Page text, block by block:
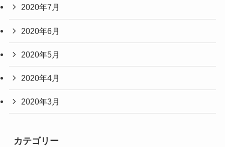
2020年7月
2020年6月
2020年5月
2020年4月
2020年3月
カテゴリー